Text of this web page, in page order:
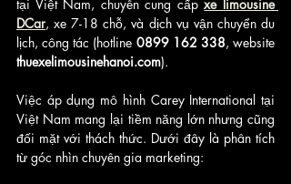
tại Việt Nam, chuyên cung cấp xe limousine
DCar, xe 7-18 chỗ, và dịch vụ vận chuyển du
lịch, công tác (hotline 0899 162 338
thuexelimousinehanoi.com).
Việc áp dụng mô hình Carey International tại
Việt Nam mang lại tiềm năng lớn nhưng cũng
đối mặt với thách thức. Dưới đây là phân tích
từ góc nhìn chuyên gia marketing: